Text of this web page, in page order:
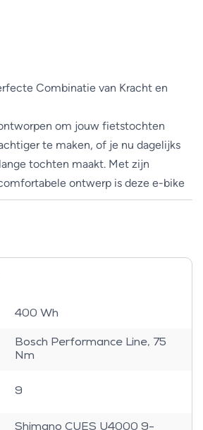
Combinatie van Kracht en
om jouw fietstochten
te maken, of je nu dagelijks
tochten maakt. Met zijn
ontwerp is deze e-bike
ritten als lange dagen in het
motor: Krachtige Ondersteuning
Line-motor met 75 Nm koppel
door heuvelachtig terrein rijdt, deze
en krachtige ritervaring die je
en Duurzaam
400 Wh
Bosch Performance Line, 75
Nm
9
Shimano CUES U4000 9-